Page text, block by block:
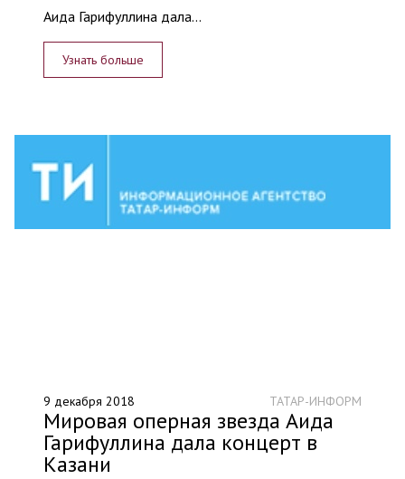
Аида Гарифуллина дала...
Узнать больше
9 декабря 2018 ТАТАР-ИНФОРМ
Мировая оперная звезда Аида
Гарифуллина дала концерт в
Казани